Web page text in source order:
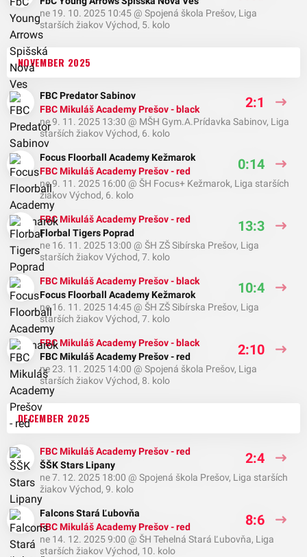
ne 19. 10. 2025 10:45 @ Spojená škola Prešov, Liga
starších žiakov Východ, 5. kolo
NOVEMBER 2025
FBC Predator Sabinov
FBC Mikuláš Academy Prešov - black
2:1
ne 9. 11. 2025 13:30 @ MŠH Gym.A.Prídavka Sabinov, Liga
starších žiakov Východ, 6. kolo
Focus Floorball Academy Kežmarok
FBC Mikuláš Academy Prešov - red
0:14
ne 9. 11. 2025 16:00 @ ŠH Focus+ Kežmarok, Liga starších
žiakov Východ, 6. kolo
FBC Mikuláš Academy Prešov - red
Florbal Tigers Poprad
13:3
ne 16. 11. 2025 13:00 @ ŠH ZŠ Sibírska Prešov, Liga
starších žiakov Východ, 7. kolo
FBC Mikuláš Academy Prešov - black
Focus Floorball Academy Kežmarok
10:4
ne 16. 11. 2025 14:45 @ ŠH ZŠ Sibírska Prešov, Liga
starších žiakov Východ, 7. kolo
FBC Mikuláš Academy Prešov - black
FBC Mikuláš Academy Prešov - red
2:10
ne 23. 11. 2025 14:00 @ Spojená škola Prešov, Liga
starších žiakov Východ, 8. kolo
DECEMBER 2025
FBC Mikuláš Academy Prešov - red
ŠŠK Stars Lipany
2:4
ne 7. 12. 2025 18:00 @ Spojená škola Prešov, Liga starších
žiakov Východ, 9. kolo
Falcons Stará Ľubovňa
FBC Mikuláš Academy Prešov - red
8:6
ne 14. 12. 2025 9:00 @ ŠH Tehelná Stará Ľubovňa, Liga
starších žiakov Východ, 10. kolo